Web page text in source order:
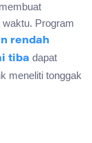
Program
rendah
tiba dapat
meneliti tonggak